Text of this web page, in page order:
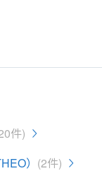
件)
） (2件)